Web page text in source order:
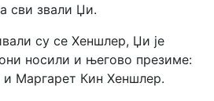
сви звали Џи.
су се Хеншлер, Џи је
носили и његово презиме:
и Маргарет Кин Хеншлер.